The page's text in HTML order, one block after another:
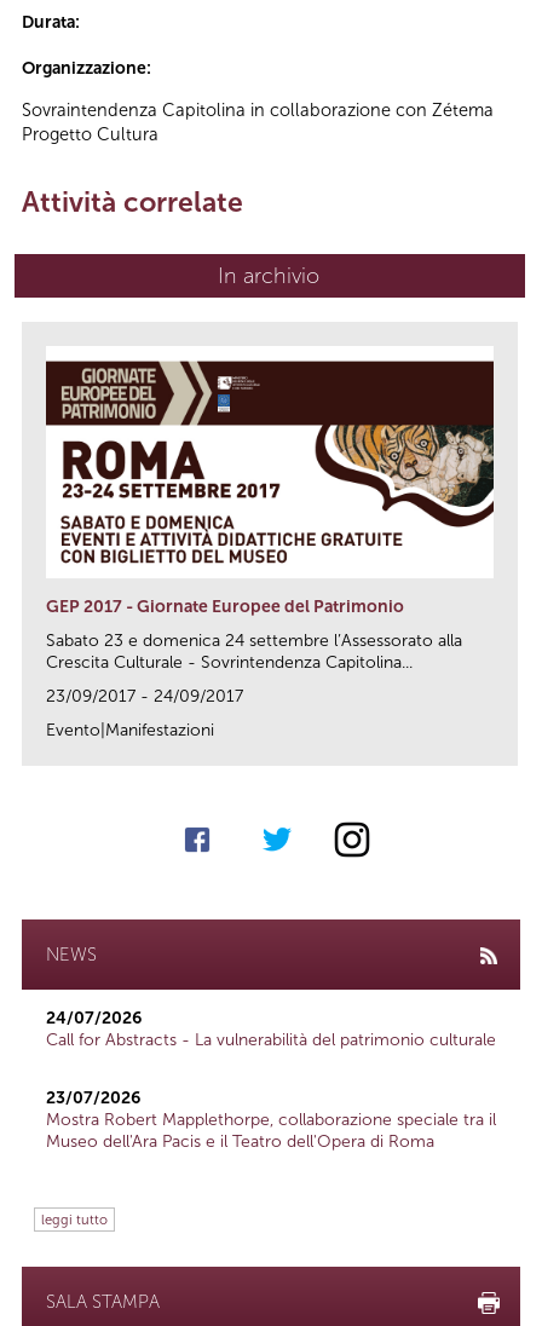
Durata:
Organizzazione:
Sovraintendenza Capitolina in collaborazione con Zétema
Progetto Cultura
Attività correlate
In archivio
GEP 2017 - Giornate Europee del Patrimonio
Sabato 23 e domenica 24 settembre l’Assessorato alla
Crescita Culturale - Sovrintendenza Capitolina...
23/09/2017 - 24/09/2017
Evento|Manifestazioni
NEWS
24/07/2026
Call for Abstracts - La vulnerabilità del patrimonio culturale
23/07/2026
Mostra Robert Mapplethorpe, collaborazione speciale tra il
Museo dell'Ara Pacis e il Teatro dell'Opera di Roma
leggi tutto
SALA STAMPA